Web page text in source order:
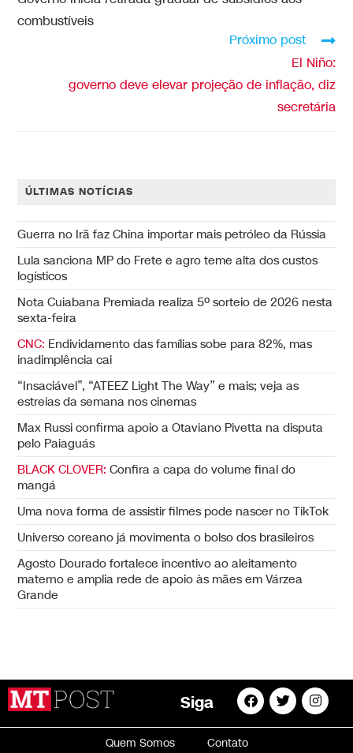
combustíveis
Próximo post
El Niño:
governo deve elevar projeção de inflação, diz
secretária
ÚLTIMAS NOTÍCIAS
Guerra no Irã faz China importar mais petróleo da Rússia
Lula sanciona MP do Frete e agro teme alta dos custos
logísticos
Nota Cuiabana Premiada realiza 5º sorteio de 2026 nesta
sexta-feira
CNC: Endividamento das famílias sobe para 82%, mas
inadimplência cai
“Insaciável”, “ATEEZ Light The Way” e mais; veja as
estreias da semana nos cinemas
Max Russi confirma apoio a Otaviano Pivetta na disputa
pelo Paiaguás
BLACK CLOVER: Confira a capa do volume final do
mangá
Uma nova forma de assistir filmes pode nascer no TikTok
Universo coreano já movimenta o bolso dos brasileiros
Agosto Dourado fortalece incentivo ao aleitamento
materno e amplia rede de apoio às mães em Várzea
Grande
Siga
Quem Somos Contato